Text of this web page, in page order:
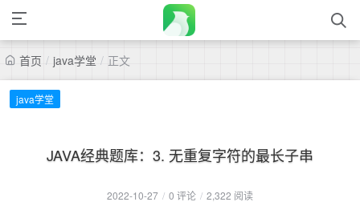
首页 / java学堂 / 正文
java学堂
JAVA经典题库：3. 无重复字符的最长子串
2022-10-27 / 0 评论 / 2,322 阅读